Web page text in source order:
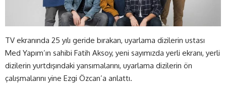
TV ekranında 25 yılı geride bırakan, uyarlama dizilerin ustası
Med Yapım’ın sahibi Fatih Aksoy, yeni sayımızda yerli ekranı, yerli
dizilerin yurtdışındaki yansımalarını, uyarlama dizilerin ön
çalışmalarını yine Ezgi Özcan’a anlattı.